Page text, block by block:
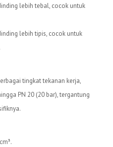
lebih tebal, cocok untuk
lebih tipis, cocok untuk
tingkat tekanan kerja,
PN 20 (20 bar), tergantung